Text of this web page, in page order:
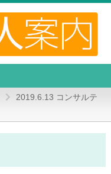
2019.6.13 コンサルテ